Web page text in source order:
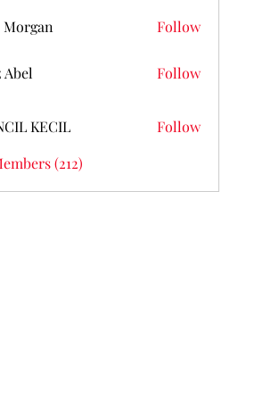
Morgan Follow
Follow
KECIL
Follow
(212)